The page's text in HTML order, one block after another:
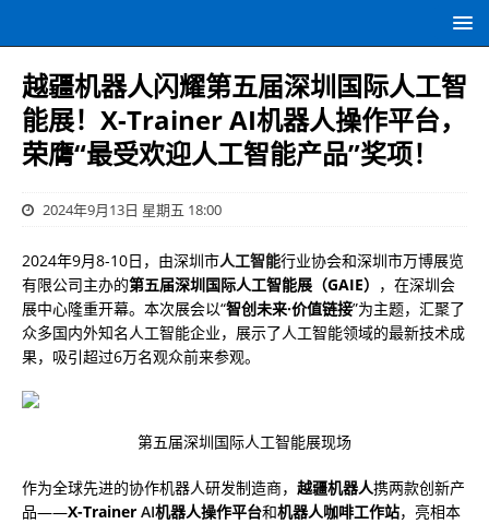
越疆机器人闪耀第五届深圳国际人工智
能展！X-Trainer AI机器人操作平台，
荣膺“最受欢迎人工智能产品”奖项！
2024年9月13日 星期五 18:00
2024年9月8-10日，由深圳市人工智能行业协会和深圳市万博展览
有限公司主办的第五届深圳国际人工智能展（GAIE） ，在深圳会
展中心隆重开幕。本次展会以“智创未来·价值链接”为主题，汇聚了
众多国内外知名人工智能企业，展示了人工智能领域的最新技术成
果，吸引超过6万名观众前来参观。
第五届深圳国际人工智能展现场
作为全球先进的协作机器人研发制造商， 越疆机器人携两款创新产
品——X-Trainer AI机器人操作平台和机器人咖啡工作站，亮相本